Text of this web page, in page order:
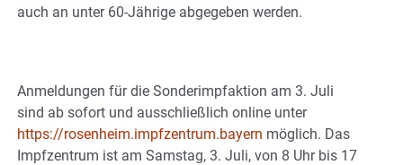
auch an unter 60-Jährige abgegeben werden.
Anmeldungen für die Sonderimpfaktion am 3. Juli
sind ab sofort und ausschließlich online unter
https://rosenheim.impfzentrum.bayern möglich. Das
Impfzentrum ist am Samstag, 3. Juli, von 8 Uhr bis 17